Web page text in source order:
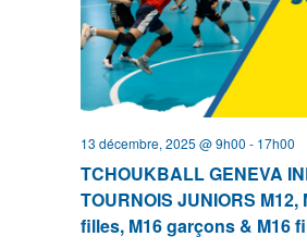
TCHOUKBALL GENEVA
TOURNOIS JUNIORS
filles, M16 garçons & M16
13 décembre, 2025 @ 9h00 - 17h00